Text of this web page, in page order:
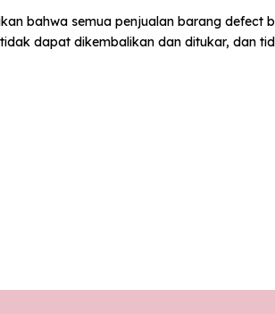
bahwa semua penjualan barang
dapat dikembalikan dan ditukar, dan